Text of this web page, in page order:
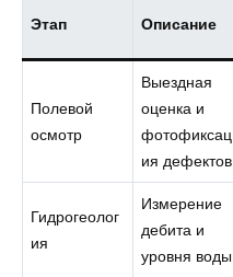
Этап Описание
Полевой
осмотр
Выездная
оценка и
фотофиксац
ия дефектов
Гидрогеолог
ия
Измерение
дебита и
уровня воды